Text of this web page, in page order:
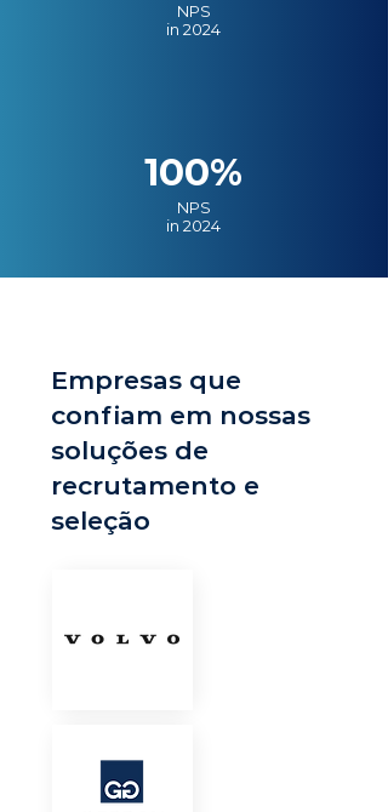
NPS
in 2024
100%
NPS
in 2024
Empresas que
confiam em nossas
soluções de
recrutamento e
seleção